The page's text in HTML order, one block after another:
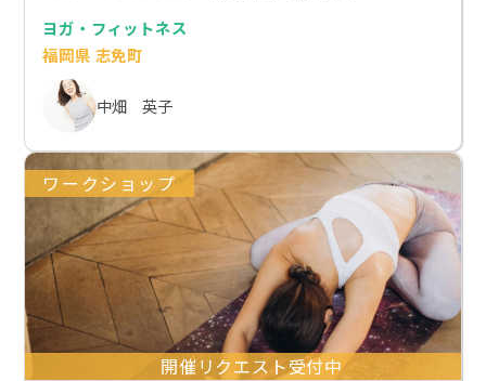
ヨガ・フィットネス
福岡県 志免町
中畑 英子
ワークショップ
開催リクエスト受付中